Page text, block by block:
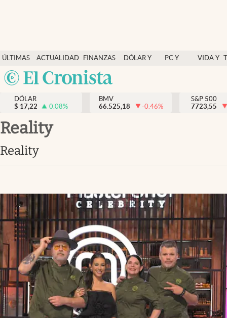
ÚLTIMAS
NOTICIAS
ACTUALIDAD
FINANZAS
Y
ECONOMÍA
DÓLAR Y
PC Y
VIDA Y
México
Actualidad
Finanzas y economía
Dólar y mercados
Opinión
Brand Strategy
Vida y estilo
Clima
Espiritualidad
Mediakit
abre en nueva pestaña
México
DÓLAR
$ 17,22 0.08%
BMV
66.525,18
-0.46%
S&P 500
7723,55
reality
reality